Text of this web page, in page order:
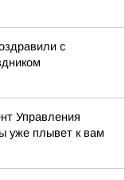
с
Управления
уже плывет к вам